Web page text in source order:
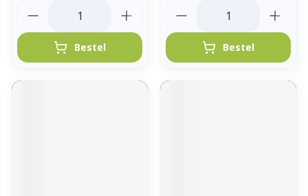
Bestel Bestel